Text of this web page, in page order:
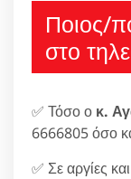
Ποιος/
στο
✅ Τόσο ο κ.
6666805 όσο
✅ Σε αργίες